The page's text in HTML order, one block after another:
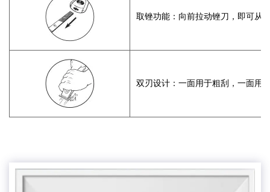
取锉功能：向前拉动锉刀，即可从
双刃设计：一面用于粗刮，一面用